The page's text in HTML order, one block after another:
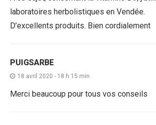
laboratoires herbolistiques en Vendée.
D’excellents produits. Bien cordialement
PUIGSARBE
18 avril 2020 - 18 h 15 min
Merci beaucoup pour tous vos conseils